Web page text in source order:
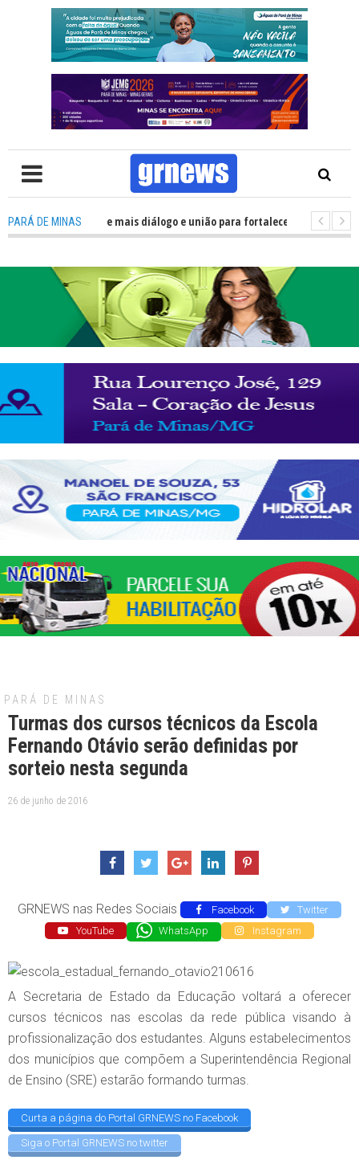
PARÁ DE MINAS
Política precisa de mais diálogo e união para fortalecer Minas e Pará de
PARÁ DE MINAS
Turmas dos cursos técnicos da Escola
Fernando Otávio serão definidas por
sorteio nesta segunda
26 de junho de 2016
GRNEWS nas Redes Sociais Facebook
Twitter
YouTube
WhatsApp Instagram
A Secretaria de Estado da Educação voltará a oferecer
cursos técnicos nas escolas da rede pública visando à
profissionalização dos estudantes. Alguns estabelecimentos
dos municípios que compõem a Superintendência Regional
de Ensino (SRE) estarão formando turmas.
Curta a página do Portal GRNEWS no Facebook
Siga o Portal GRNEWS no twitter